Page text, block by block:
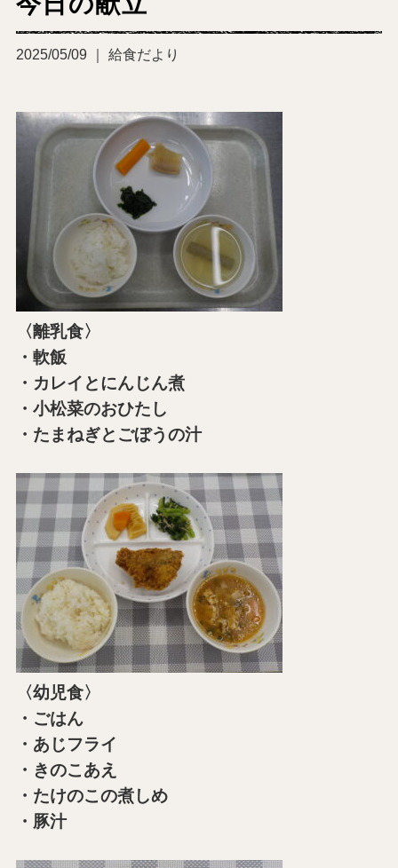
2025/05/09 ｜ 給食だより
〈離乳食〉
・軟飯
・カレイとにんじん煮
・小松菜のおひたし
・たまねぎとごぼうの汁
〈幼児食〉
・ごはん
・あじフライ
・きのこあえ
・たけのこの煮しめ
・豚汁